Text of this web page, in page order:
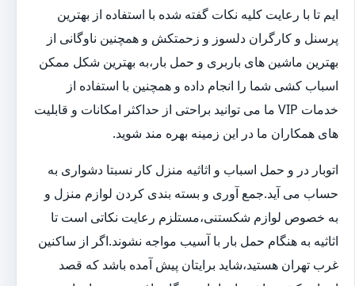
ایم تا با رعایت کلیه نکات گفته شده با استفاده از بهترین
پرسنل و کارگران دلسوز و زحمتکش و همچنین ناوگانی از
بهترین ماشین های باربری و حمل بار،به بهترین شکل ممکن
اسباب کشی شما را انجام داده و همچنین با استفاده از
خدمات VIP ما می توانید براحتی از حداکثر امکانات و قابلیت
های همکاران ما در این زمینه بهره مند شوید.
اتوبار در و حمل اسباب و اثاثیه منزل کار نسبتا دشواری به
حساب می آید.جمع آوری و بسته بندی کردن لوازم منزل و
به خصوص لوازم شکستنی،مستلزم رعایت نکاتی است تا
اثاثیه به هنگام حمل بار با آسیب مواجه نشوند.اگر از ساکنین
غرب تهران هستید،شاید برایتان پیش آمده باشد که قصد